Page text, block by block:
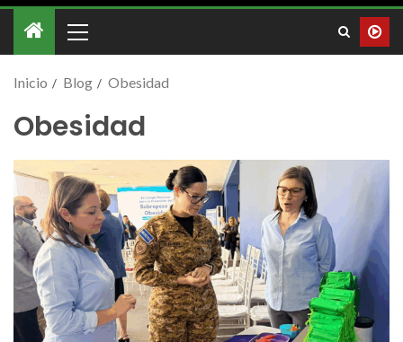
Inicio Blog Obesidad
Obesidad